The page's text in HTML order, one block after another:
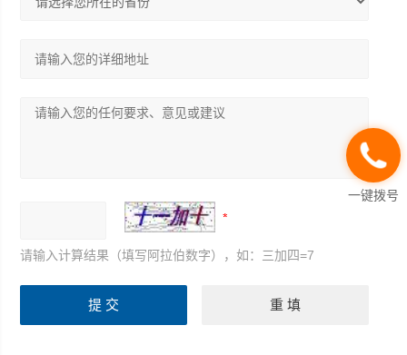
请输入计算结果（填写阿拉伯数字），如：三加四=7
一键拨号